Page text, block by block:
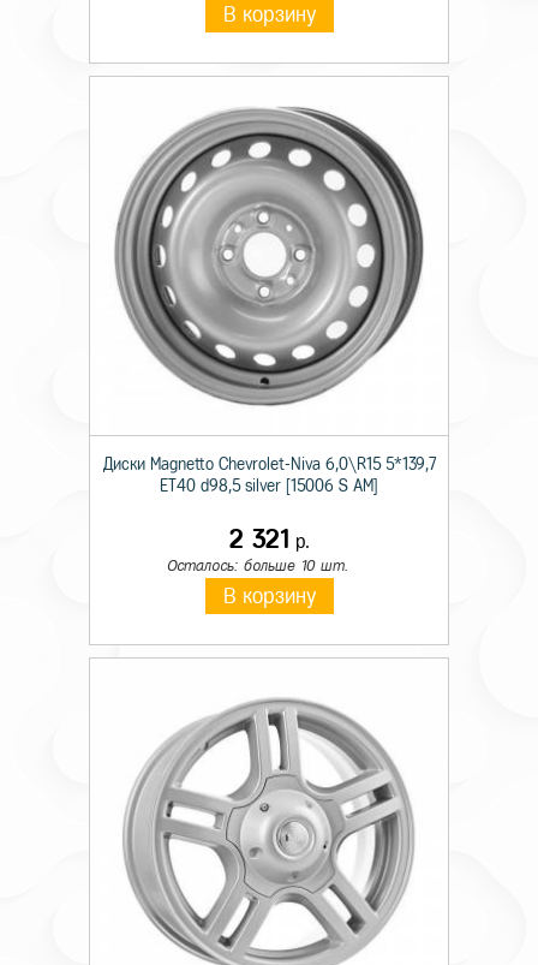
В корзину
Диски Magnetto Chevrolet-Niva 6,0\R15 5*139,7
ET40 d98,5 silver [15006 S AM]
2 321 р.
Осталось: больше 10 шт.
В корзину